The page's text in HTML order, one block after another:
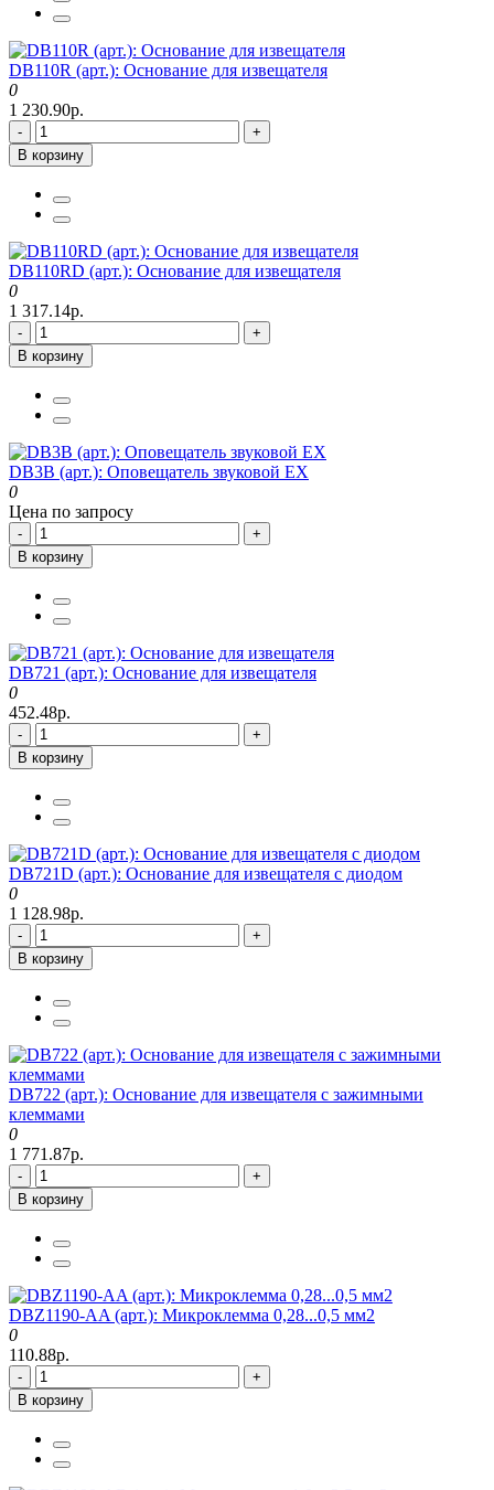
DB110R (арт.): Основание для извещателя
0
1 230.90р.
-
+
В корзину
DB110RD (арт.): Основание для извещателя
0
1 317.14р.
-
+
В корзину
DB3B (арт.): Оповещатель звуковой EX
0
Цена по запросу
-
+
В корзину
DB721 (арт.): Основание для извещателя
0
452.48р.
-
+
В корзину
DB721D (арт.): Основание для извещателя с диодом
0
1 128.98р.
-
+
В корзину
DB722 (арт.): Основание для извещателя с зажимными
клеммами
0
1 771.87р.
-
+
В корзину
DBZ1190-AA (арт.): Микроклемма 0,28...0,5 мм2
0
110.88р.
-
+
В корзину